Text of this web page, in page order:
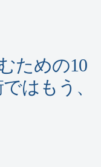
ための10
はもう、